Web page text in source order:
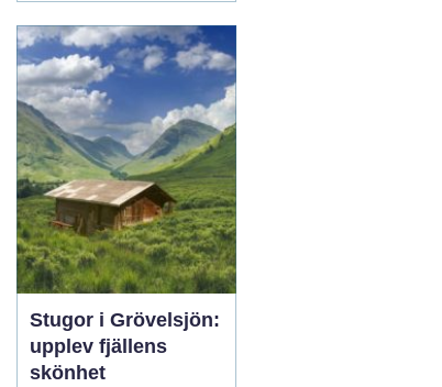
klimat och en
avslappnad atmosfär,
vilket gör det till en
idealisk ...
Stugor i Grövelsjön:
upplev fjällens
skönhet